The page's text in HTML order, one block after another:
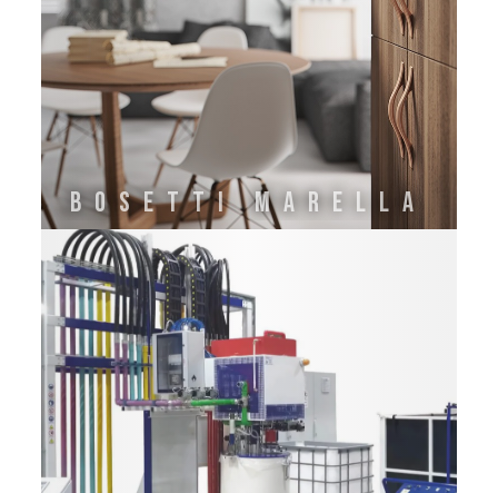
Bosetti Marella